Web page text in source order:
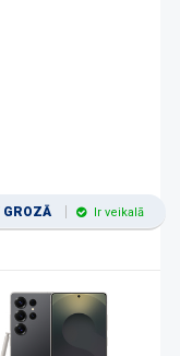
GROZĀ Ir veikalā